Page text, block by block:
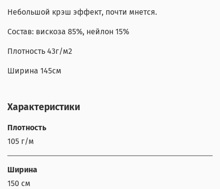
Небольшой крэш эффект, почти мнется.
Состав: вискоза 85%, нейлон 15%
Плотность 43г/м2
Ширина 145см
Характеристики
Плотность
105 г/м
Ширина
150 см